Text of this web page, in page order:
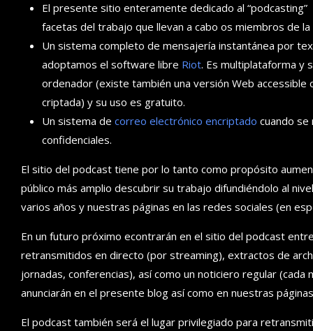
El presente sitio enteramente dedicado al
facetas del trabajo que llevan a cabo os miembros de
Un sistema completo de mensajería instantánea por
adoptamos el software libre Riot. Es multiplataforma y
ordenador (existe también una versión Web
criptada) y su uso es gratuito.
Un sistema de correo electrónico encriptado cuando
confidenciales.
El sitio del podcast tiene por lo tanto como propósito
público más amplio descubrir su trabajo difundiéndolo al
varios años y nuestras páginas en las redes sociales (en
En un futuro próximo econtrarán en el sitio del podcast
retransmitidos en directo (por streaming), extractos de
jornadas, conferencias), así como un noticiero regular
anunciarán en el presente blog así como en nuestras
El podcast también será el lugar privilegiado para